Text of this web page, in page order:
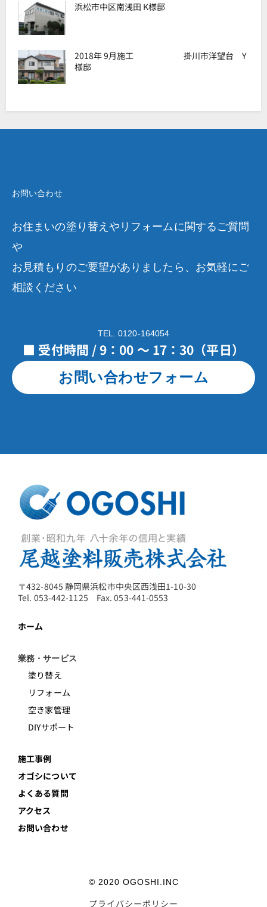
浜松市中区南浅田 K様邸
2018年 9月施工 掛川市洋望台 Y
様邸
お問い合わせ
お住まいの塗り替えやリフォームに関するご質問
や
お見積もりのご要望がありましたら、お気軽にご
相談ください
TEL. 0120-164054
■ 受付時間 / 9：00 ～ 17：30（平日）
お問い合わせフォーム
〒432-8045 静岡県浜松市中央区西浅田1-10-30
Tel. 053-442-1125 Fax. 053-441-0553
ホーム
業務・サービス
塗り替え
リフォーム
空き家管理
DIYサポート
施工事例
オゴシについて
よくある質問
アクセス
お問い合わせ
© 2020 OGOSHI.INC
プライバシーポリシー